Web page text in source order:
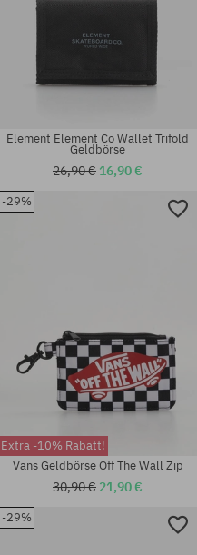
Element Element Co Wallet Trifold
Geldbörse
26,90 € 16,90 €
-29%
Extra -10% Rabatt!
Vans Geldbörse Off The Wall Zip
30,90 € 21,90 €
-29%